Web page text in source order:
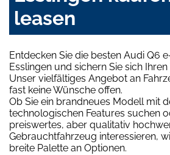
leasen
Entdecken Sie die besten Audi Q6
Esslingen und sichern Sie sich
Unser vielfältiges Angebot an
fast keine Wünsche offen.
Ob Sie ein brandneues Modell mit
technologischen Features suchen
preiswertes, aber qualitativ
Gebrauchtfahrzeug interessieren,
breite Palette an Optionen.